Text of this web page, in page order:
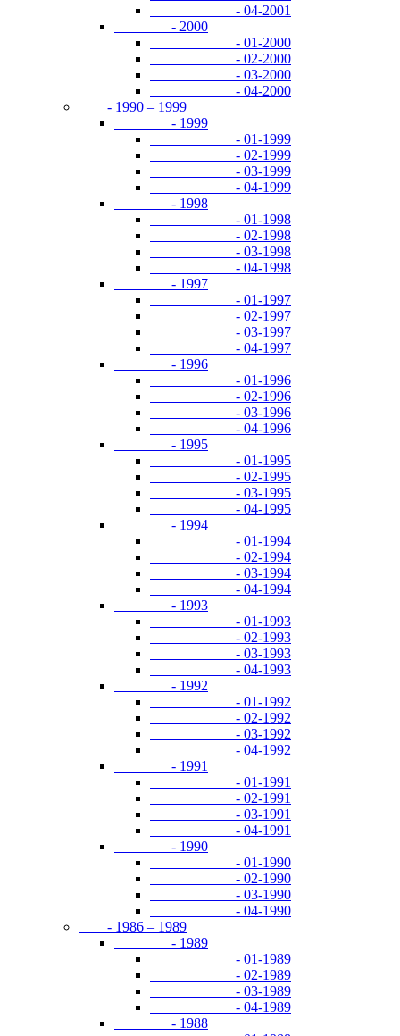
- 04-2001
- 2000
- 01-2000
- 02-2000
- 03-2000
- 04-2000
- 1990 – 1999
- 1999
- 01-1999
- 02-1999
- 03-1999
- 04-1999
- 1998
- 01-1998
- 02-1998
- 03-1998
- 04-1998
- 1997
- 01-1997
- 02-1997
- 03-1997
- 04-1997
- 1996
- 01-1996
- 02-1996
- 03-1996
- 04-1996
- 1995
- 01-1995
- 02-1995
- 03-1995
- 04-1995
- 1994
- 01-1994
- 02-1994
- 03-1994
- 04-1994
- 1993
- 01-1993
- 02-1993
- 03-1993
- 04-1993
- 1992
- 01-1992
- 02-1992
- 03-1992
- 04-1992
- 1991
- 01-1991
- 02-1991
- 03-1991
- 04-1991
- 1990
- 01-1990
- 02-1990
- 03-1990
- 04-1990
- 1986 – 1989
- 1989
- 01-1989
- 02-1989
- 03-1989
- 04-1989
- 1988